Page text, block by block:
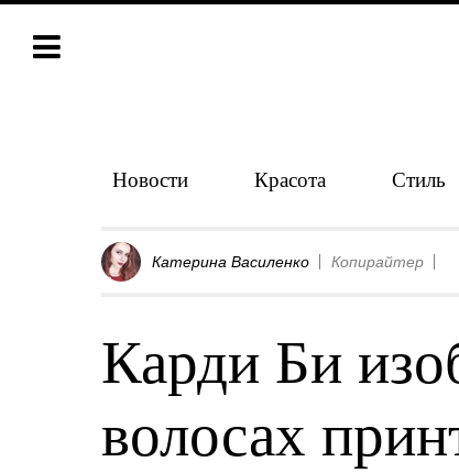
Новости Красота Стиль
Катерина Василенко Копирайтер
Карди Би
волосах